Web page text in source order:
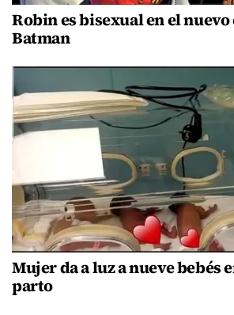
Robin es bisexual en el
Batman
Mujer da a luz a nueve bebés
parto